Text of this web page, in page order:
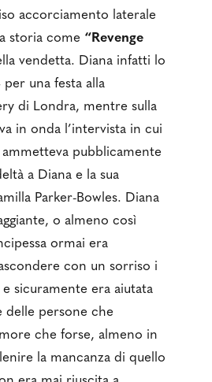
accorciamento laterale
storia come “Revenge
vendetta. Diana infatti lo
per una festa alla
di Londra, mentre sulla
in onda l’intervista in cui
pubblicamente
a Diana e la sua
Parker-Bowles. Diana
o almeno così
ormai era
con un sorriso i
sicuramente era aiutata
delle persone che
che forse, almeno in
la mancanza di quello